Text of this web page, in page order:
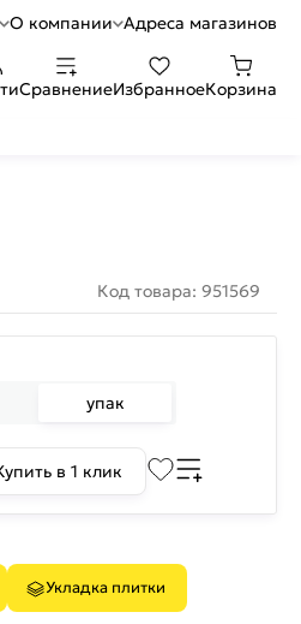
О компании Адреса магазинов
СравнениеИзбранноеКорзина
Код товара: 951569
упак
в 1 клик
Укладка плитки